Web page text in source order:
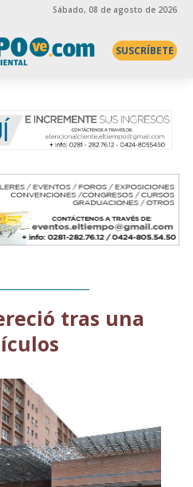
Sábado, 08 de agosto de 2026
SUSCRÍBETE
tras una